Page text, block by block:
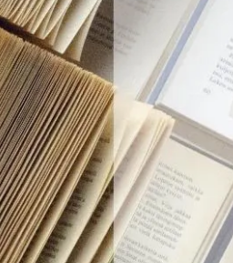
程簡介
分方程
分方程
換
程的級數解
向量、矩陣和向量微積分
積分
偏微分方程
級數
坐標的邊界值問題